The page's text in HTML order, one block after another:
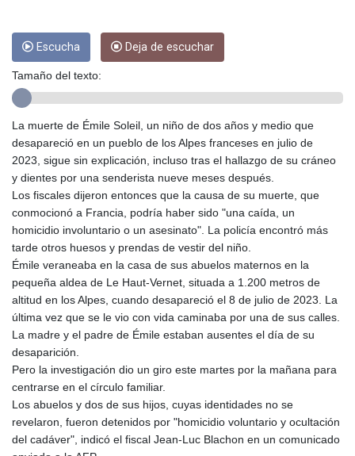
GHS 13.596763
GIP 0.859298
GYD 241.852202
HNL 30.984681
HUF 363.337748
ILS 3.468274
IMP 0.859298
INR 110.065674
ISK 142.611425
Escucha Deja de escuchar
Tamaño del texto:
La muerte de Émile Soleil, un niño de dos años y medio que
desapareció en un pueblo de los Alpes franceses en julio de
2023, sigue sin explicación, incluso tras el hallazgo de su cráneo
y dientes por una senderista nueve meses después.
Los fiscales dijeron entonces que la causa de su muerte, que
conmocionó a Francia, podría haber sido "una caída, un
homicidio involuntario o un asesinato". La policía encontró más
tarde otros huesos y prendas de vestir del niño.
Émile veraneaba en la casa de sus abuelos maternos en la
pequeña aldea de Le Haut-Vernet, situada a 1.200 metros de
altitud en los Alpes, cuando desapareció el 8 de julio de 2023. La
última vez que se le vio con vida caminaba por una de sus calles.
La madre y el padre de Émile estaban ausentes el día de su
desaparición.
Pero la investigación dio un giro este martes por la mañana para
centrarse en el círculo familiar.
Los abuelos y dos de sus hijos, cuyas identidades no se
revelaron, fueron detenidos por "homicidio voluntario y ocultación
del cadáver", indicó el fiscal Jean-Luc Blachon en un comunicado